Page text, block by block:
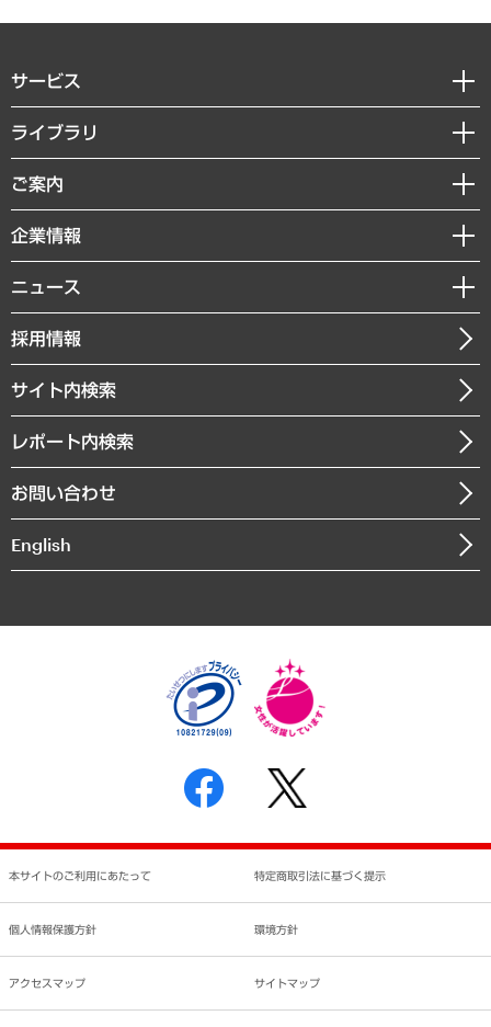
サービス
経営戦略
組織・人事戦略
デジタルイノベーション
共生・ダイバーシティ
GRC（ガバナンス・リスク・コンプライアンス）・防災（政策）
経済・産業・雇用・労働
まちづくり・観光・交通・スポーツ・スマートシティ
自然資源・農林水産業・食料システム
ライブラリ
経済調査
レポート
コラム
経営用語集
受託・受注実績（官公庁関連）
メディア掲載・出演
ご案内
セミナー・イベント情報
MUFGビジネスセミナー
受託案件情報
企業情報
私たちの想い
社長メッセージ
会社概要
沿革
組織図・本部部室紹介
インドネシア現地法人
個人情報保護方針
反社会的勢力に対する基本方針
書面による個人情報の開示等の請求の手続きについて
ニュース
ニュースリリース
お知らせ
採用情報
サイト内検索
レポート内検索
お問い合わせ
English
本サイトのご利用にあたって 特定商取引法に基づく提示
個人情報保護方針 環境方針
アクセスマップ サイトマップ